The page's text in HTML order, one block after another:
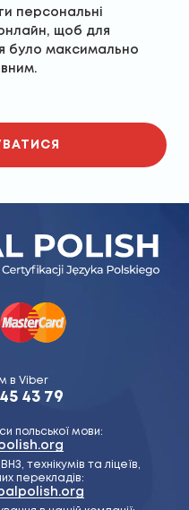
персональні
онлайн, щоб для
було максимально
в Viber
43 79
польської мови:
технікумів та ліцеїв,
перекладів: